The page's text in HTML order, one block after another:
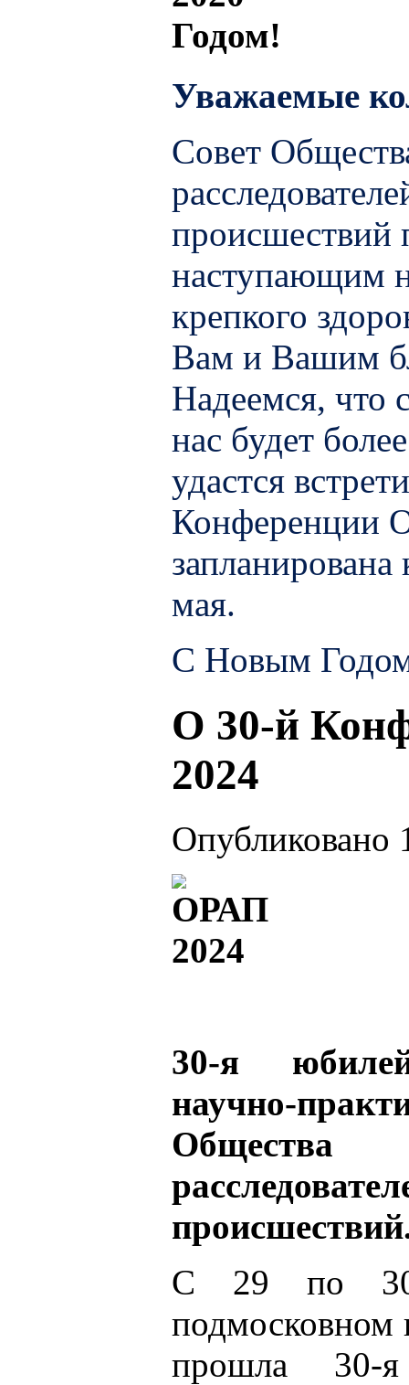
Уважаемые
Совет
происшествий
наступающим
крепкого
Вам и Вашим
Надеемся, что
нас будет
удастся
Конференции
мая.
С Новым
О 30-й
2024
Опубликовано
30-я
научно-
С 29 по
подмосковном
прошла 30-